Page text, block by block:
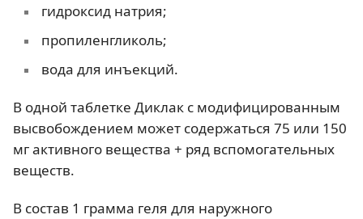
гидроксид натрия;
пропиленгликоль;
вода для инъекций.
В одной таблетке Диклак с модифицированным
высвобождением может содержаться 75 или 150
мг активного вещества + ряд вспомогательных
веществ.
В состав 1 грамма геля для наружного